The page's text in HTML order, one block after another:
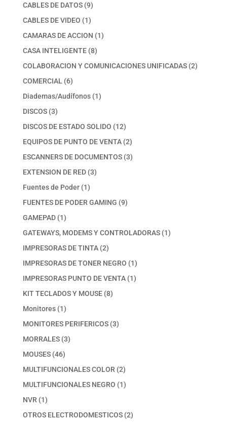
CABLES DE DATOS 99
productos
CABLES DE VIDEO 11
producto
CAMARAS DE ACCION 11
CASA INTELIGENTE 88
productos
COLABORACION Y COMUNICACIONES UNIFICADAS 22
COMERCIAL 66
productos
Diademas/Audífonos 11
DISCOS 33
productos
DISCOS DE ESTADO SOLIDO 1212
productos
EQUIPOS DE PUNTO DE VENTA 22
productos
ESCANNERS DE DOCUMENTOS 33
EXTENSION DE RED 33
Fuentes de Poder 11
producto
FUENTES DE PODER GAMING 99
GAMEPAD 11
producto
GATEWAYS, MODEMS Y CONTROLADORAS 11
IMPRESORAS DE TINTA 22
productos
IMPRESORAS DE TONER NEGRO 11
producto
IMPRESORAS PUNTO DE VENTA 11
KIT TECLADOS Y MOUSE 88
Monitores 11
producto
MONITORES PERIFERICOS 33
MORRALES 33
MOUSES 4646
productos
MULTIFUNCIONALES COLOR 22
productos
MULTIFUNCIONALES NEGRO 11
NVR 11
producto
OTROS ELECTRODOMESTICOS 22